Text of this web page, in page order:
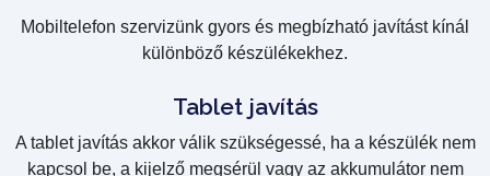
Mobiltelefon szervizünk gyors és megbízható javítást kínál
különböző készülékekhez.
Tablet javítás
A tablet javítás akkor válik szükségessé, ha a készülék nem
kapcsol be, a kijelző megsérül vagy az akkumulátor nem